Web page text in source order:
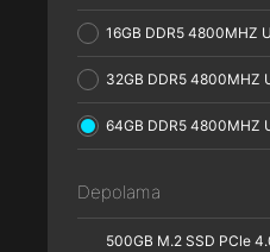
16GB DDR5 4800MHZ
32GB DDR5 4800MHZ
64GB DDR5 4800MHZ
Depolama
500GB M.2 SSD PCle